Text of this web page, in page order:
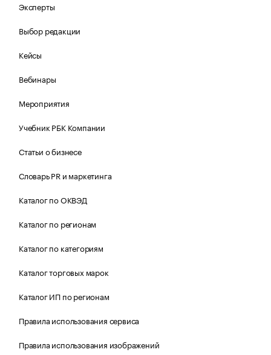
Эксперты
Выбор редакции
Кейсы
Вебинары
Мероприятия
Учебник РБК Компании
Статьи о бизнесе
Словарь PR и маркетинга
Каталог по ОКВЭД
Каталог по регионам
Каталог по категориям
Каталог торговых марок
Каталог ИП по регионам
Правила использования сервиса
Правила использования изображений